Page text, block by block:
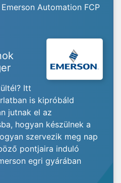
Emerson Automation FCP
Itt
is kipróbáld
jutnak el az
hogyan készülnek a
szervezik meg nap
pontjaira induló
egri gyárában